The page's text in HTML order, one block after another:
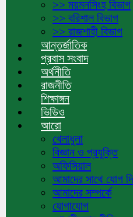
>> ময়মনসিংহ বিভাগ
>> বরিশাল বিভাগ
>> রাজশাহী বিভাগ
আন্তর্জাতিক
প্রবাস সংবাদ
অর্থনীতি
রাজনীতি
শিক্ষাঙ্গন
ভিডিও
আরো
খেলাধুলা
বিজ্ঞান ও প্রযুক্তি
অফিসিয়াল
আমাদের সাথে যোগ
আমাদের সম্পর্কে
যোগাযোগ